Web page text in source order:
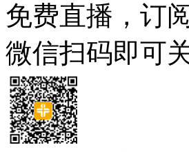
免费直播，订
微信扫码即可